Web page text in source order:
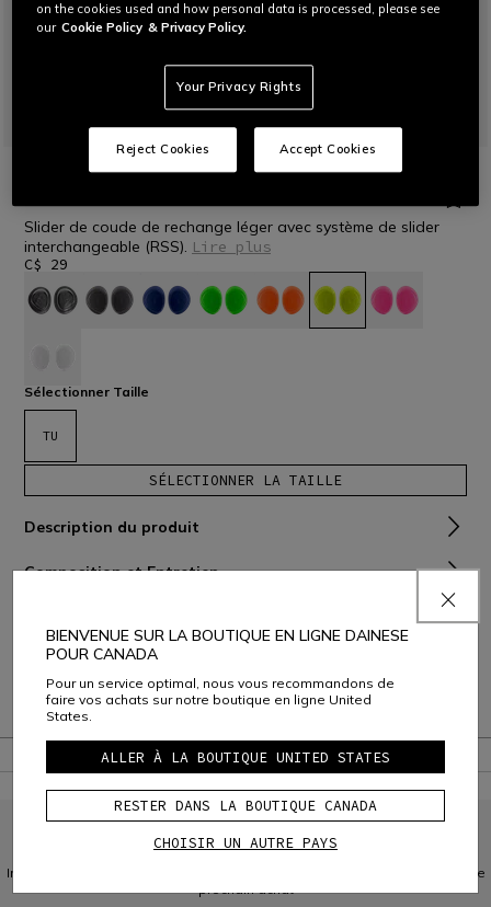
MOTO PROTECTIONS COUDES
Slider de coude de rechange léger avec système de slider
interchangeable (RSS). Lire plus
C$ 29
sélectionné
Sélectionner Taille
TU
SÉLECTIONNER LA TAILLE
Description du produit
Composition et Entretien
Service Client
Garantie
INSCRIVEZ-VOUS À LA COMMUNAUTÉ
Inscrivez-vous à la newsletter et bénéficiez de 10 % de réduction sur votre
prochain achat
BIENVENUE SUR LA BOUTIQUE EN LIGNE DAINESE
POUR CANADA
Pour un service optimal, nous vous recommandons de
faire vos achats sur notre boutique en ligne United
States.
ALLER À LA BOUTIQUE UNITED STATES
RESTER DANS LA BOUTIQUE CANADA
CHOISIR UN AUTRE PAYS
on the cookies used and how personal data is processed, please see
our Cookie Policy & Privacy Policy.
Your Privacy Rights
Reject Cookies Accept Cookies